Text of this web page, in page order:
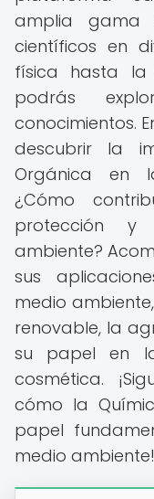
amplia gama
científicos en
física hasta
podrás
conocimientos.
descubrir la
Orgánica en
¿Cómo
protección y
ambiente?
sus
medio
renovable, la
su papel en
cosmética.
cómo la
papel
medio ambiente!